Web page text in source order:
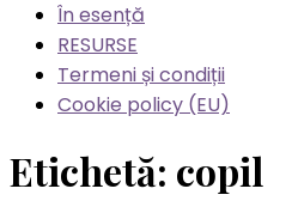
În esență
RESURSE
Termeni și condiții
Cookie policy (EU)
Etichetă: copil